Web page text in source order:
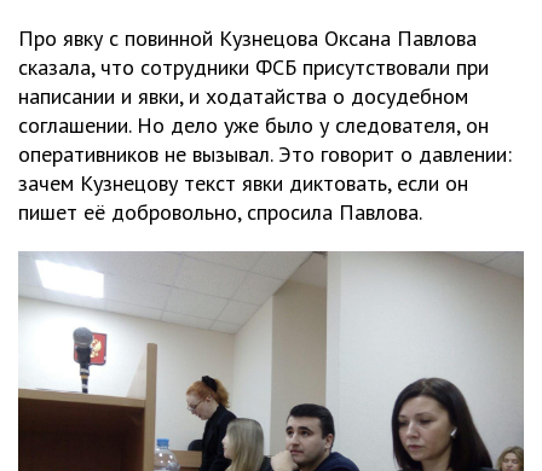
Про явку с повинной Кузнецова Оксана Павлова
сказала, что сотрудники ФСБ присутствовали при
написании и явки, и ходатайства о досудебном
соглашении. Но дело уже было у следователя, он
оперативников не вызывал. Это говорит о давлении:
зачем Кузнецову текст явки диктовать, если он
пишет её добровольно, спросила Павлова.